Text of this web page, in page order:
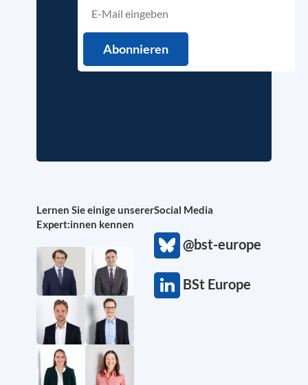
Lernen Sie einige unserer
Expert:innen kennen
Social Media
@bst-europe
BSt Europe